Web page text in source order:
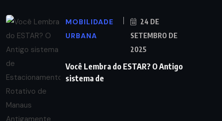
MOBILIDADE
URBANA
24 DE
SETEMBRO DE
2025
Você Lembra do ESTAR? O Antigo
sistema de